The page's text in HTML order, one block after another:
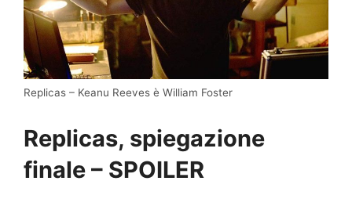
Replicas – Keanu Reeves è William Foster
Replicas, spiegazione
finale – SPOILER